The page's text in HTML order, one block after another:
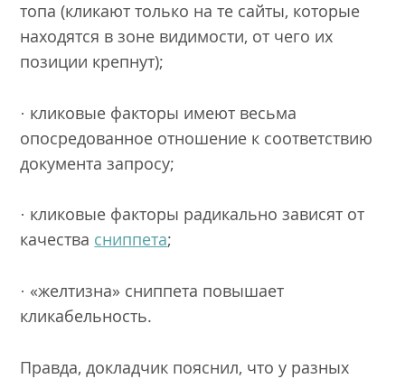
топа (кликают только на те сайты, которые
находятся в зоне видимости, от чего их
позиции крепнут);
· кликовые факторы имеют весьма
опосредованное отношение к соответствию
документа запросу;
· кликовые факторы радикально зависят от
качества сниппета;
· «желтизна» сниппета повышает
кликабельность.
Правда, докладчик пояснил, что у разных